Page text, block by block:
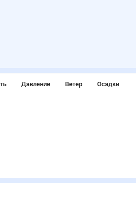
Давление Ветер Осадки